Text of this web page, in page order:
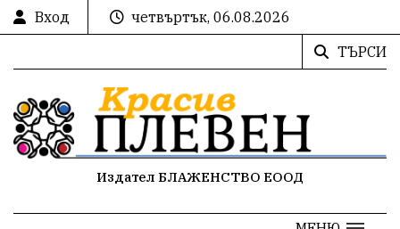
Вход
четвъртък, 06.08.2026
ТЪРСИ
Издател БЛАЖЕНСТВО ЕООД